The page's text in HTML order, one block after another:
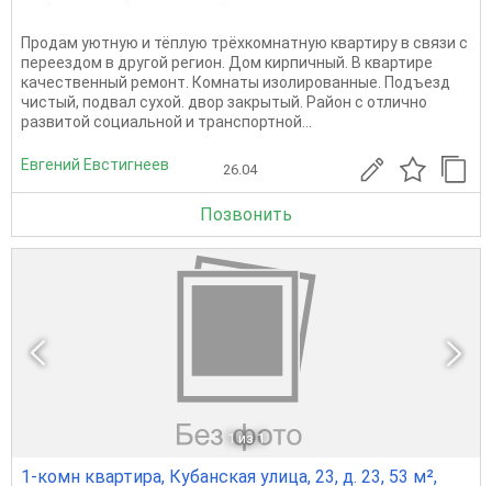
Продам уютную и тёплую трёхкомнатную квартиру в связи с
переездом в другой регион. Дом кирпичный. В квартире
качественный ремонт. Комнаты изолированные. Подъезд
чистый, подвал сухой. двор закрытый. Район с отлично
развитой социальной и транспортной...
Евгений Евстигнеев 26.04
Позвонить
1 из 1
1-комн квартира, Кубанская улица, 23, д. 23, 53 м²,